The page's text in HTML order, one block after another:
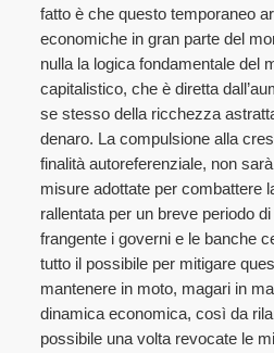
fatto è che questo temporaneo
economiche in gran parte del
nulla la logica fondamentale del
capitalistico, che è diretta
se stesso della ricchezza
denaro. La compulsione alla
finalità autoreferenziale, non
misure adottate per combattere
rallentata per un breve periodo
frangente i governi e le banche
tutto il possibile per mitigare
mantenere in moto, magari in
dinamica economica, così da
possibile una volta revocate le